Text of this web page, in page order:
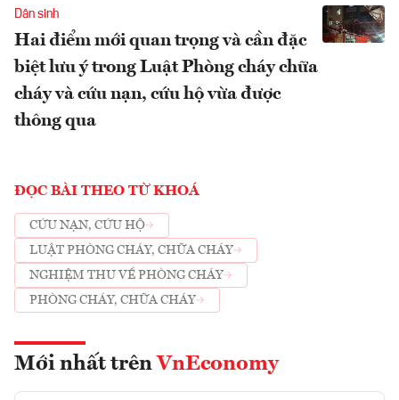
Dân sinh
Hai điểm mới quan trọng và cần đặc
biệt lưu ý trong Luật Phòng cháy chữa
cháy và cứu nạn, cứu hộ vừa được
thông qua
ĐỌC BÀI THEO TỪ KHOÁ
CỨU NẠN, CỨU HỘ
LUẬT PHÒNG CHÁY, CHỮA CHÁY
NGHIỆM THU VỀ PHÒNG CHÁY
PHÒNG CHÁY, CHỮA CHÁY
Mới nhất trên VnEconomy